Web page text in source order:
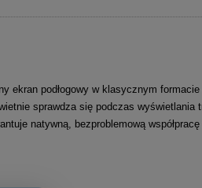
ekran podłogowy w klasycznym formacie
sprawdza się podczas wyświetlania
natywną, bezproblemową